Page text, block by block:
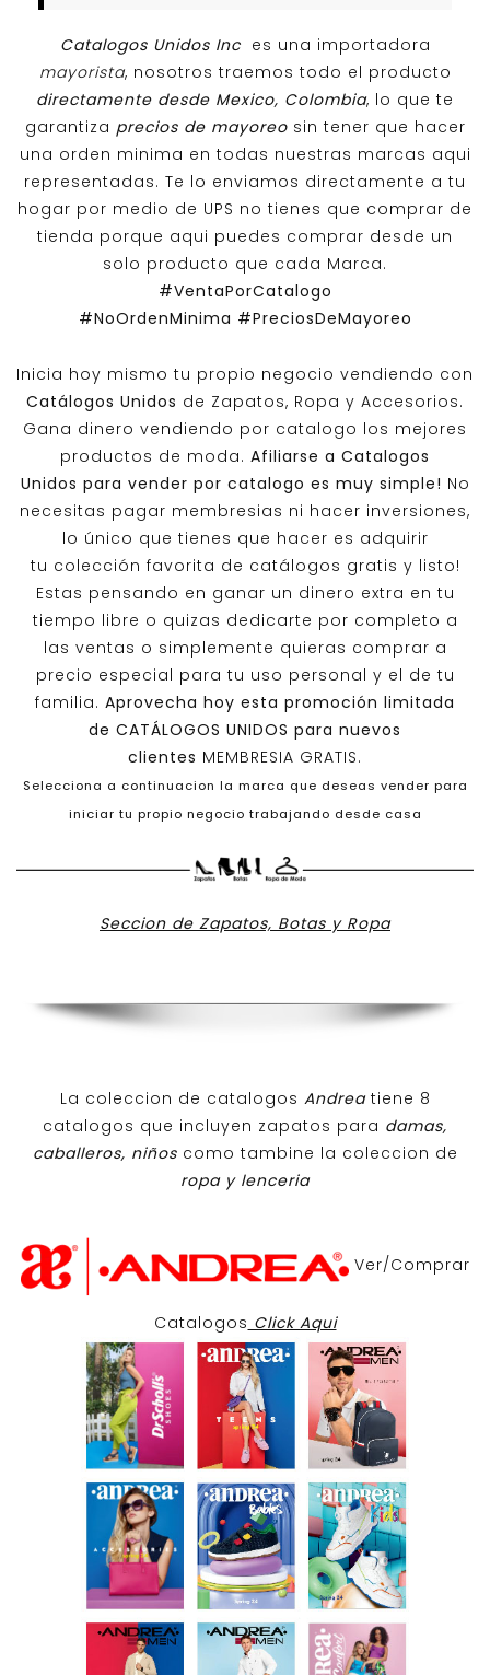
Catalogos Unidos Inc es una importadora
mayorista, nosotros traemos todo el producto
directamente desde Mexico, Colombia, lo que te
garantiza precios de mayoreosin tener que hacer
una orden minima en todas nuestras marcas aqui
representadas. Te lo enviamos directamente a tu
hogar por medio de UPS no tienes que comprar de
tienda porque aqui puedes comprar desde un
solo producto que cada Marca.
#VentaPorCatalogo
#NoOrdenMinima #PreciosDeMayoreo
Inicia hoy mismo tu propio negocio vendiendo con
Catálogos Unidos de Zapatos, Ropa y Accesorios.
Gana dinero vendiendo por catalogo los mejores
productos de moda. Afiliarse a Catalogos
Unidos para vender por catalogo es muy simple! No
necesitas pagar membresias ni hacer inversiones,
lo único que tienes que hacer es adquirir
tu colección favorita de catálogos gratis y listo!
Estas pensando en ganar un dinero extra en tu
tiempo libre o quizas dedicarte por completo a
las ventas o simplemente quieras comprar a
precio especial para tu uso personal y el de tu
familia. Aprovecha hoy esta promoción limitada
de CATÁLOGOS UNIDOS para nuevos
clientes MEMBRESIA GRATIS.
Selecciona a continuacion la marca que deseas vender para
iniciar tu propio negocio trabajando desde casa
Seccion de Zapatos, Botas y Ropa
La coleccion de catalogos Andreatiene 8
catalogos que incluyen zapatos para damas,
caballeros, niños como tambine la coleccion de
ropa y lenceria
Ver/Comprar
Catalogos Click Aqui